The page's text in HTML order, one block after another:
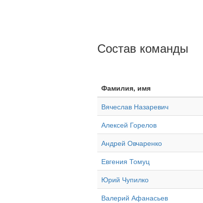
Состав команды
Фамилия, имя
Вячеслав Назаревич
Алексей Горелов
Андрей Овчаренко
Евгения Томуц
Юрий Чупилко
Валерий Афанасьев